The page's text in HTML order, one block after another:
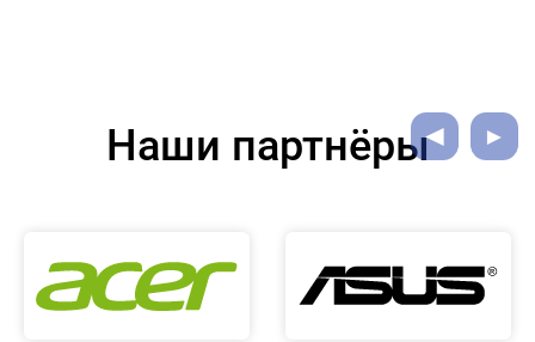
Наши партнёры